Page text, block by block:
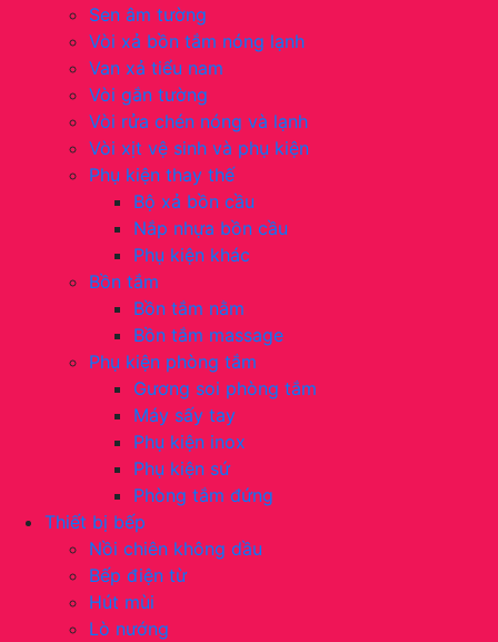
Sen âm tường
Vòi xả bồn tắm nóng lạnh
Van xả tiểu nam
Vòi gắn tường
Vòi rửa chén nóng và lạnh
Vòi xịt vệ sinh và phụ kiện
Phụ kiện thay thế
Bộ xả bồn cầu
Nắp nhựa bồn cầu
Phụ kiện khác
Bồn tắm
Bồn tắm nằm
Bồn tắm massage
Phụ kiện phòng tắm
Gương soi phòng tắm
Máy sấy tay
Phụ kiện inox
Phụ kiện sứ
Phòng tắm đứng
Thiết bị bếp
Nồi chiên không dầu
Bếp điện từ
Hút mùi
Lò nướng